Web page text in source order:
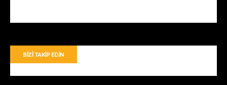
BIZI TAKIP EDIN